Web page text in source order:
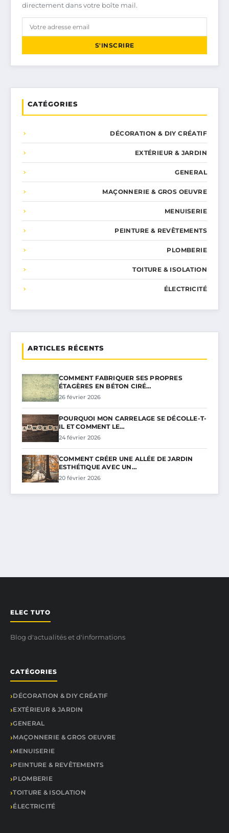
directement dans votre boîte mail.
S'INSCRIRE
CATÉGORIES
DÉCORATION & DIY CRÉATIF
EXTÉRIEUR & JARDIN
GENERAL
MAÇONNERIE & GROS OEUVRE
MENUISERIE
PEINTURE & REVÊTEMENTS
PLOMBERIE
TOITURE & ISOLATION
ÉLECTRICITÉ
ARTICLES RÉCENTS
COMMENT FABRIQUER SES PROPRES
ÉTAGÈRES EN BÉTON CIRÉ…
26 février 2026
POURQUOI MON CARRELAGE SE DÉCOLLE-T-
IL ET COMMENT LE…
24 février 2026
COMMENT CRÉER UNE ALLÉE DE JARDIN
ESTHÉTIQUE AVEC UN…
20 février 2026
ELEC TUTO
Blog d'actualités et d'informations
CATÉGORIES
DÉCORATION & DIY CRÉATIF
EXTÉRIEUR & JARDIN
GENERAL
MAÇONNERIE & GROS OEUVRE
MENUISERIE
PEINTURE & REVÊTEMENTS
PLOMBERIE
TOITURE & ISOLATION
ÉLECTRICITÉ